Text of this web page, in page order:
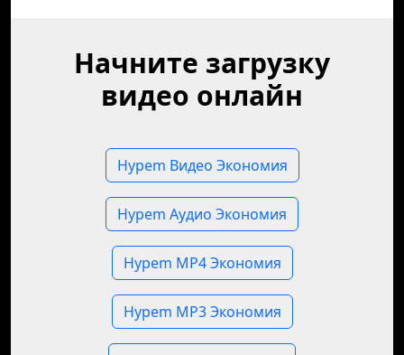
Начните загрузку
видео онлайн
Hypem Видео Экономия
Hypem Аудио Экономия
Hypem MP4 Экономия
Hypem MP3 Экономия